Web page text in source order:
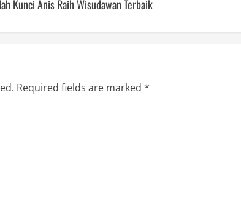
Kunci Anis Raih Wisudawan Terbaik
Required fields are marked *